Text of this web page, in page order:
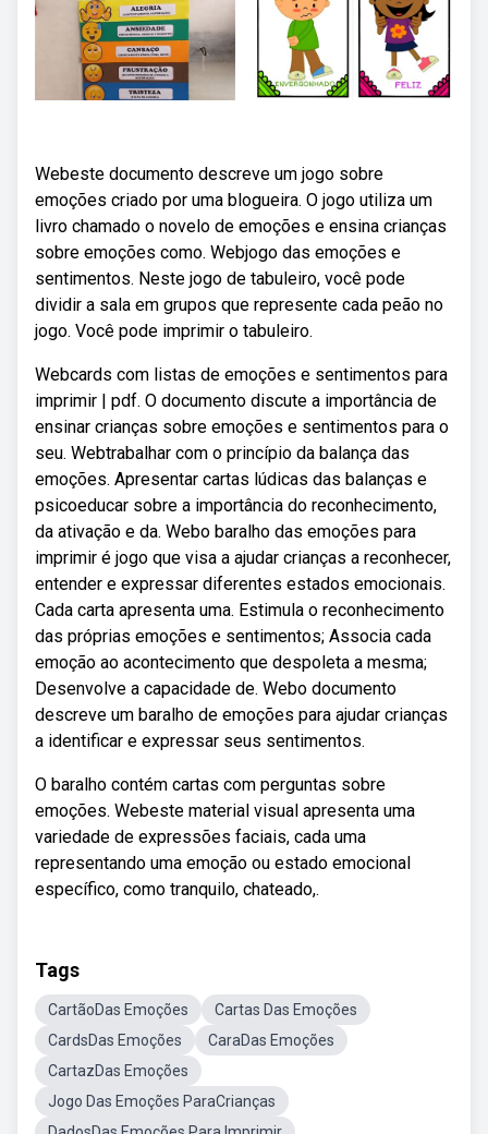
Webeste documento descreve um jogo sobre
emoções criado por uma blogueira. O jogo utiliza um
livro chamado o novelo de emoções e ensina crianças
sobre emoções como. Webjogo das emoções e
sentimentos. Neste jogo de tabuleiro, você pode
dividir a sala em grupos que represente cada peão no
jogo. Você pode imprimir o tabuleiro.
Webcards com listas de emoções e sentimentos para
imprimir | pdf. O documento discute a importância de
ensinar crianças sobre emoções e sentimentos para o
seu. Webtrabalhar com o princípio da balança das
emoções. Apresentar cartas lúdicas das balanças e
psicoeducar sobre a importância do reconhecimento,
da ativação e da. Webo baralho das emoções para
imprimir é jogo que visa a ajudar crianças a reconhecer,
entender e expressar diferentes estados emocionais.
Cada carta apresenta uma. Estimula o reconhecimento
das próprias emoções e sentimentos; Associa cada
emoção ao acontecimento que despoleta a mesma;
Desenvolve a capacidade de. Webo documento
descreve um baralho de emoções para ajudar crianças
a identificar e expressar seus sentimentos.
O baralho contém cartas com perguntas sobre
emoções. Webeste material visual apresenta uma
variedade de expressões faciais, cada uma
representando uma emoção ou estado emocional
específico, como tranquilo, chateado,.
Tags
CartãoDas Emoções
Cartas Das Emoções
CardsDas Emoções
CaraDas Emoções
CartazDas Emoções
Jogo Das Emoções ParaCrianças